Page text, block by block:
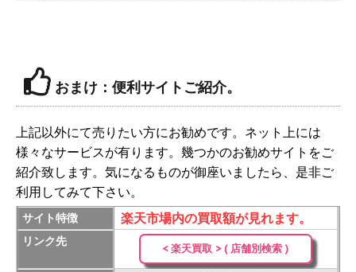
おまけ：便利サイトご紹介。
上記以外にて売りたい方にお勧めです。ネット上には
様々なサービスが有ります。幾つかのお勧めサイトをご
紹介致します。気になるものが御座いましたら、是非ご
利用してみて下さい。
サイト特徴 楽天市場内の買取額が見れます。
リンク先
< 楽天買取 > ( 店舗別検索 )